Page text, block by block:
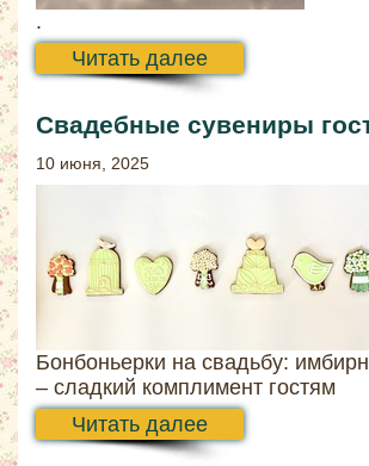
.
Читать далее
Свадебные сувениры
10 июня, 2025
Бонбоньерки на свадьбу:
– сладкий комплимент гостям
Читать далее